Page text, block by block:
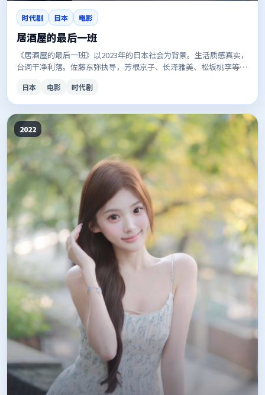
时代剧 日本 电影
居酒屋的最后一班
《居酒屋的最后一班》以2023年的日本社会为背景。生活质感真实，
台词干净利落。佐藤东弥执导，芳根京子、长泽雅美、松坂桃李等主
日本 电影 时代剧
2022